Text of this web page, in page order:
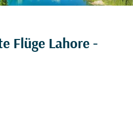
Flüge Lahore -